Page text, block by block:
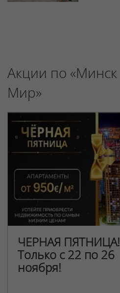
Акции по «Минск
Мир»
ЧЕРНАЯ ПЯТНИЦА!
Только с 22 по 26
ноября!